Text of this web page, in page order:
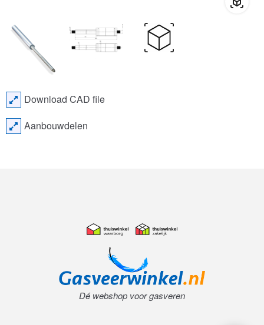
Download CAD file
Aanbouwdelen
Dé webshop voor gasveren